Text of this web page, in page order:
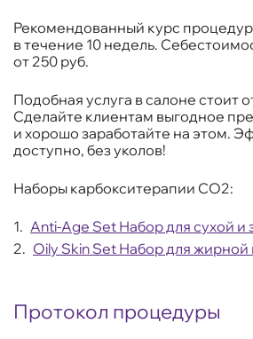
Рекомендованный курс
в течение 10 недель.
от 250 руб.
Подобная услуга в салоне стоит
Сделайте клиентам выгодное
и хорошо заработайте на этом.
доступно, без уколов!
Наборы карбокситерапии CO2:
Anti-Age Set Набор для сухой и
Oily Skin Set Набор для жирной
Протокол процедуры